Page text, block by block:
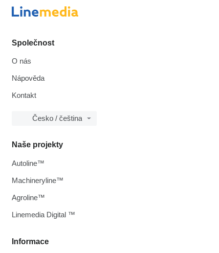
Společnost
O nás
Nápověda
Kontakt
Česko / čeština
Informace
Naše projekty
Autoline™
Machineryline™
Agroline™
Linemedia Digital ™